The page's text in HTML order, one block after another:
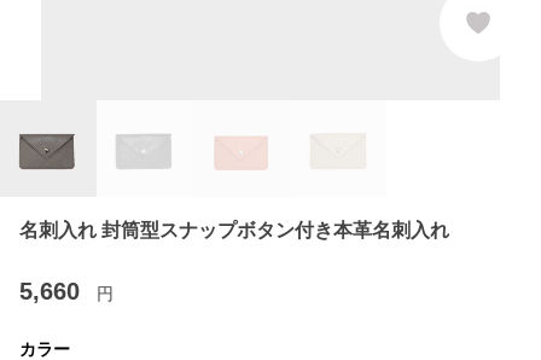
名刺入れ 封筒型スナップボタン付き本革名刺入れ
5,660 円
カラー